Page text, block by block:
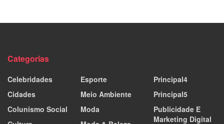
Categorias
Celebridades
Cidades
Colunismo Social
Esporte
Meio Ambiente
Moda
Principal4
Principal5
Publicidade E
Marketing Digital